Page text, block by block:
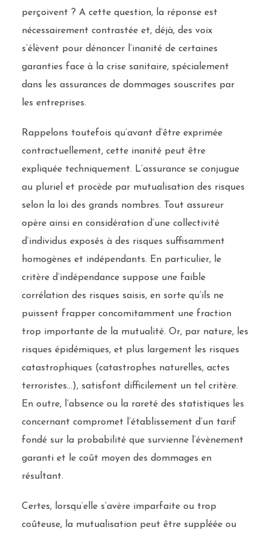
perçoivent ? A cette question, la réponse est
nécessairement contrastée et, déjà, des voix
s’élèvent pour dénoncer l’inanité de certaines
garanties face à la crise sanitaire, spécialement
dans les assurances de dommages souscrites par
les entreprises.
Rappelons toutefois qu’avant d’être exprimée
contractuellement, cette inanité peut être
expliquée techniquement. L’assurance se conjugue
au pluriel et procède par mutualisation des risques
selon la loi des grands nombres. Tout assureur
opère ainsi en considération d’une collectivité
d’individus exposés à des risques suffisamment
homogènes et indépendants. En particulier, le
critère d’indépendance suppose une faible
corrélation des risques saisis, en sorte qu’ils ne
puissent frapper concomitamment une fraction
trop importante de la mutualité. Or, par nature, les
risques épidémiques, et plus largement les risques
catastrophiques (catastrophes naturelles, actes
terroristes…), satisfont difficilement un tel critère.
En outre, l’absence ou la rareté des statistiques les
concernant compromet l’établissement d’un tarif
fondé sur la probabilité que survienne l’évènement
garanti et le coût moyen des dommages en
résultant.
Certes, lorsqu’elle s’avère imparfaite ou trop
coûteuse, la mutualisation peut être suppléée ou